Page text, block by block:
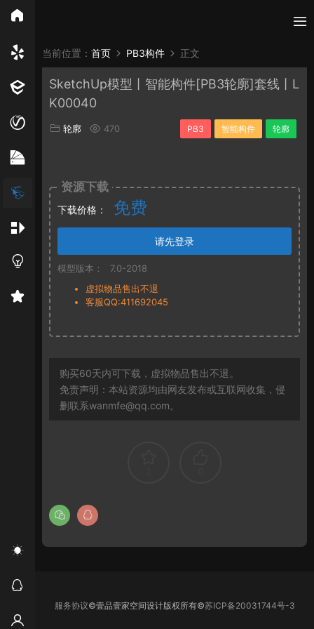
Enscape PB3构件 构件 轮廓
当前位置： 首页 PB3构件 正文
SketchUp模型丨智能构件[PB3轮廓]套线丨L
K00040
轮廓 470 PB3 智能构件 轮廓
资源下载
下载价格： 免费
请先登录
模型版本：
7.0-2018
虚拟物品售出不退
客服QQ:411692045
购买60天内可下载，虚拟物品售出不退。
免责声明：本站资源均由网友发布或互联网收集，侵
删联系wanmfe@qq.com。
服务协议©壹品壹家空间设计版权所有©苏ICP备20031744号-3